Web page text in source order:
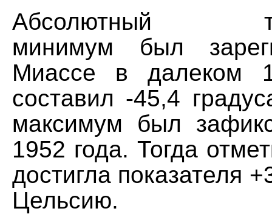
Абсолютный
минимум был
Миассе в далеком
составил -45,4
максимум был
1952 года. Тогда
достигла показателя
Цельсию.